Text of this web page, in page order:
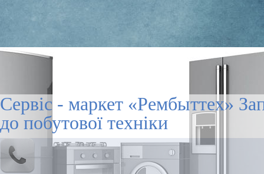
Сервіс - маркет «Рембыттех»
до побутової техніки